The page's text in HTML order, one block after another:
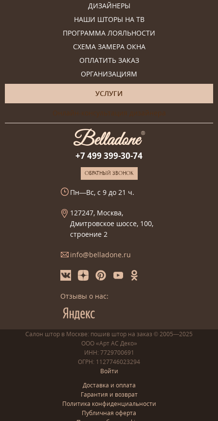
ДИЗАЙНЕРЫ
НАШИ ШТОРЫ НА ТВ
ПРОГРАММА ЛОЯЛЬНОСТИ
СХЕМА ЗАМЕРА ОКНА
ОПЛАТИТЬ ЗАКАЗ
ОРГАНИЗАЦИЯМ
УСЛУГИ
Онлайн-консультация дизайнера
+7 499 399-30-74
ОБРАТНЫЙ ЗВОНОК
Пн—Вс, с 9 до 21 ч.
127247, Москва,
Дмитровское шоссе, 100,
строение 2
info@belladone.ru
Отзывы о нас:
Салон штор в Москве: пошив штор на заказ © 2005—2025
ООО «Арт АС Деко»
ИНН: 7729700691
ОГРН: 1127746023294
Войти
Доставка и оплата
Гарантия и возврат
Политика конфиденциальности
Публичная оферта